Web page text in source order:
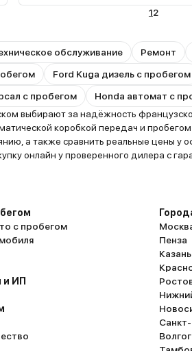
12
обслуживание Ремонт
Ford Kuga дизель с пробегом
с пробегом
Honda автомат с
выбирают за надёжность
коробкой передач и
а также сравнить реальные цены
онлайн у проверенного дилера с
с пробегом
ИП
Пенза
Казань